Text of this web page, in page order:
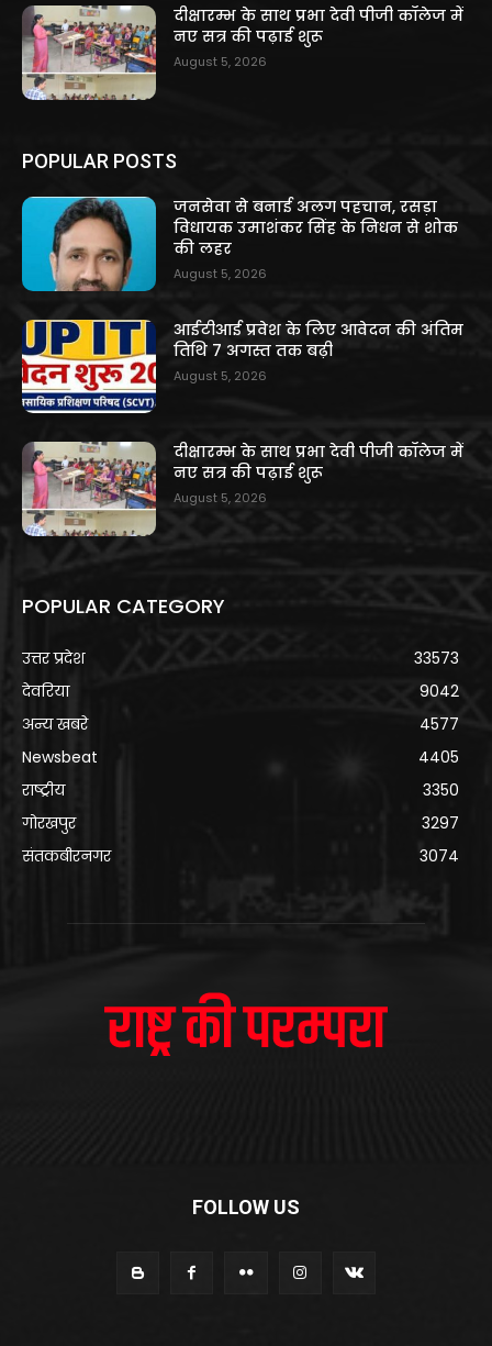
दीक्षारम्भ के साथ प्रभा देवी पीजी कॉलेज में
नए सत्र की पढ़ाई शुरू
August 5, 2026
POPULAR POSTS
जनसेवा से बनाई अलग पहचान, रसड़ा
विधायक उमाशंकर सिंह के निधन से शोक
की लहर
August 5, 2026
आईटीआई प्रवेश के लिए आवेदन की अंतिम
तिथि 7 अगस्त तक बढ़ी
August 5, 2026
दीक्षारम्भ के साथ प्रभा देवी पीजी कॉलेज में
नए सत्र की पढ़ाई शुरू
August 5, 2026
POPULAR CATEGORY
उत्तर प्रदेश
33573
देवरिया
9042
अन्य खबरे
4577
Newsbeat
4405
राष्ट्रीय
3350
गोरखपुर
3297
संतकबीरनगर
3074
FOLLOW US